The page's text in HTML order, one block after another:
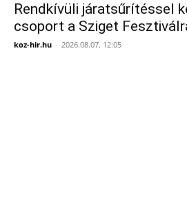
Rendkívüli járatsűrítéssel
csoport a Sziget
koz-hir.hu - 2026.08.07. 12:05